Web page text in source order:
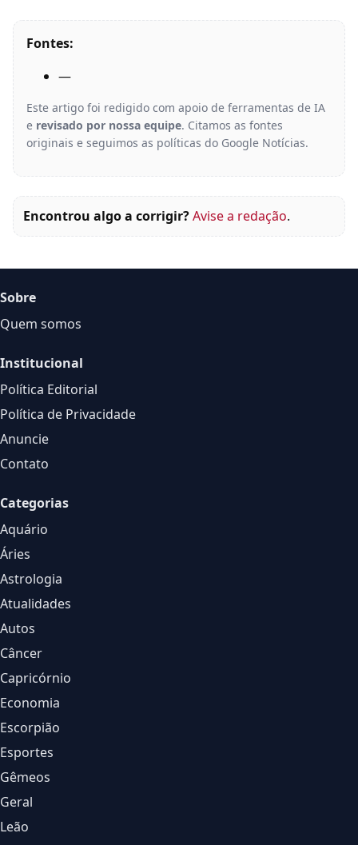
Fontes:
—
Este artigo foi redigido com apoio de ferramentas de IA
e revisado por nossa equipe. Citamos as fontes
originais e seguimos as políticas do Google Notícias.
Encontrou algo a corrigir?Avise a redação.
Sobre
Quem somos
Institucional
Política Editorial
Política de Privacidade
Anuncie
Contato
Categorias
Aquário
Áries
Astrologia
Atualidades
Autos
Câncer
Capricórnio
Economia
Escorpião
Esportes
Gêmeos
Geral
Leão